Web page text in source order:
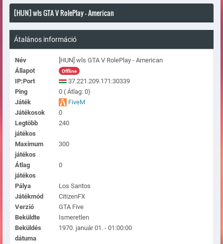
[HUN] wls GTA V RolePlay - American
Átalános információ
Név
[HUN] wls GTA V RolePlay - American
Állapot
Offline
IP:Port
37.221.209.171:30339
Ping
0 ( Átlag: 0)
Játék
FiveM
Játékosok
0
Legtöbb
játékos
240
Maximum
játékos
300
Átlag
játékos
0
Pálya
Los Santos
Játékmód
CitizenFX
Verzió
GTA Five
Beküldte
Ismeretlen
Beküldés
dátuma
1970. január 01. - 01:00:00